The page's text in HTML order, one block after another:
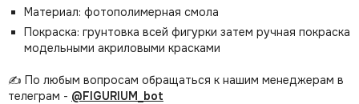
Материал: фотополимерная смола
Покраска: грунтовка всей фигурки затем ручная покраска
модельными акриловыми красками
✍️ По любым вопросам обращаться к нашим менеджерам в
телеграм - @FIGURIUM_bot